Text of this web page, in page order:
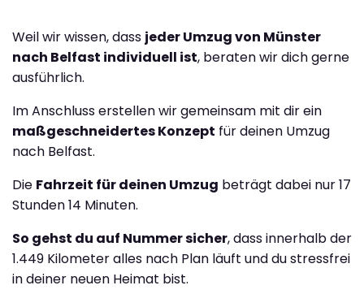
Weil wir wissen, dass jeder Umzug von Münster
nach Belfast individuell ist, beraten wir dich gerne
ausführlich.
Im Anschluss erstellen wir gemeinsam mit dir ein
maßgeschneidertes Konzept für deinen Umzug
nach Belfast.
Die Fahrzeit für deinen Umzug beträgt dabei nur 17
Stunden 14 Minuten.
So gehst du auf Nummer sicher, dass innerhalb der
1.449 Kilometer alles nach Plan läuft und du stressfrei
in deiner neuen Heimat bist.